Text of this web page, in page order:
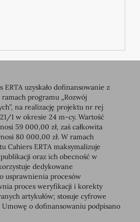
ERTA uzyskało dofinansowanie z
programu „Rozwój
na realizację projektu nr rej
1 w okresie 24 m-cy. Wartość
59 000,00 zł, zaś całkowita
80 000,00 zł. W ramach
Cahiers ERTA maksymalizuje
oraz ich obecność w
dedykowane
usprawnienia procesów
proces weryfikacji i korekty
artykułów; stosuje cyfrowe
o dofinansowaniu podpisano